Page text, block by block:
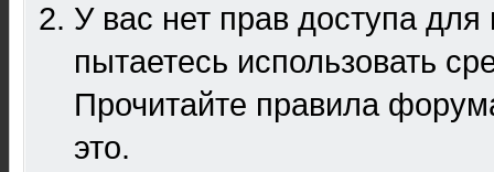
У вас нет прав доступа
пытаетесь использовать
Прочитайте правила
это.